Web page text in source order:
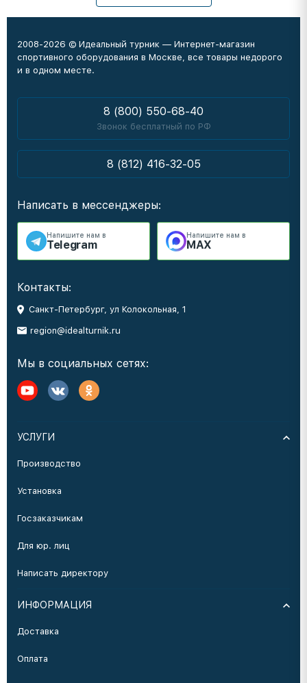
2008-2026 © Идеальный турник — Интернет-магазин
спортивного оборудования в Москве, все товары недорого
и в одном месте.
8 (800) 550-68-40
Звонок бесплатный по РФ
8 (812) 416-32-05
Написать в мессенджеры:
Напишите нам в
Telegram
Напишите нам в
MAX
Контакты:
Санкт-Петербург, ул Колокольная, 1
region@idealturnik.ru
Мы в социальных сетях:
УСЛУГИ
Производство
Установка
Госзаказчикам
Для юр. лиц
Написать директору
ИНФОРМАЦИЯ
Доставка
Оплата